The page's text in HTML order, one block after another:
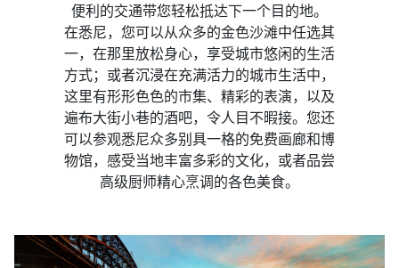
便利的交通带您轻松抵达下一个目的地。​​
在悉尼，您可以从众多的金色沙滩中任选其
一，在那里放松身心，享受城市悠闲的生活
方式；或者沉浸在充满活力的城市生活中，
这里有形形色色的市集、精彩的表演，以及
遍布大街小巷的酒吧，令人目不暇接。您还
可以参观悉尼众多别具一格的免费画廊和博
物馆，感受当地丰富多彩的文化，或者品尝
高级厨师精心烹调的各色美食。​